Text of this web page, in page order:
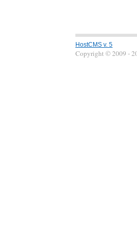
HostCMS v. 5
Copyright © 2009 -